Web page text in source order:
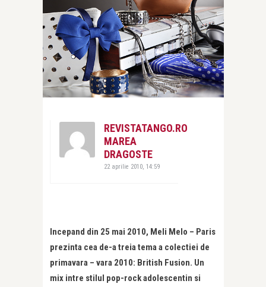
REVISTATANGO.RO
MAREA
DRAGOSTE
22 aprilie 2010, 14:59
Incepand din 25 mai 2010, Meli Melo – Paris
prezinta cea de-a treia tema a colectiei de
primavara – vara 2010: British Fusion. Un
mix intre stilul pop-rock adolescentin si